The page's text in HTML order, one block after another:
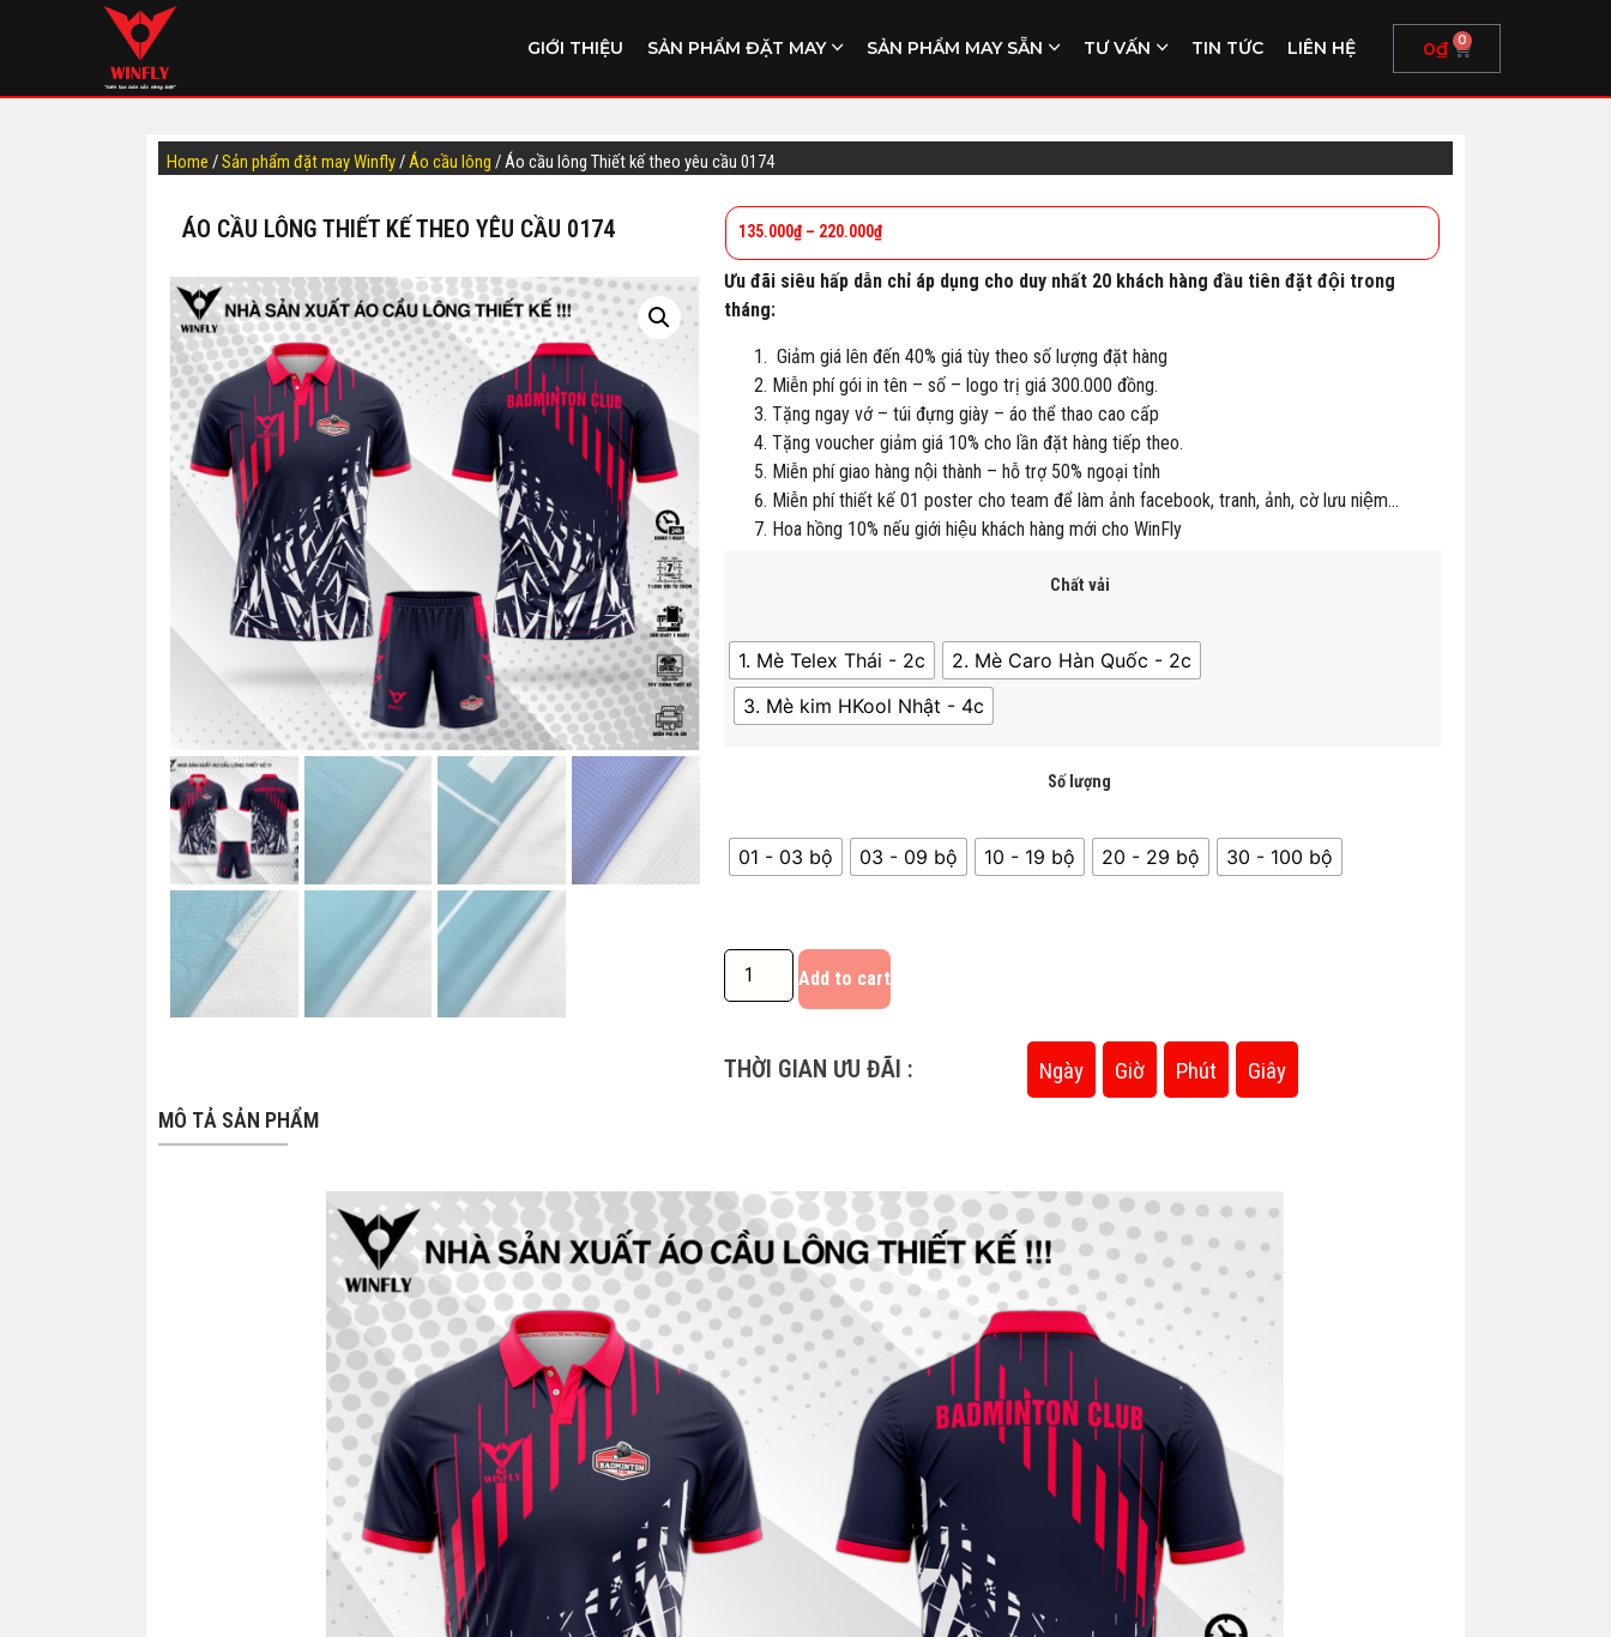
GIỚI THIỆU SẢN PHẨM ĐẶT MAY SẢN PHẨM MAY SẴN TƯ VẤN TIN TỨC LIÊN HỆ 0₫ 0
Home /Sản phẩm đặt may Winfly/Áo cầu lông / Áo cầu lông Thiết kế theo yêu cầu 0174
ÁO CẦU LÔNG THIẾT KẾ THEO YÊU CẦU 0174 135.000₫– 220.000₫
Ưu đãi siêu hấp dẫn chỉ áp dụng cho duy nhất 20 khách hàng đầu tiên đặt đội trong
tháng:
Giảm giá lên đến 40% giá tùy theo số lượng đặt hàng
Miễn phí gói in tên – số – logo trị giá 300.000 đồng.
Tặng ngay vớ – túi đựng giày – áo thể thao cao cấp
Tặng voucher giảm giá 10% cho lần đặt hàng tiếp theo.
Miễn phí giao hàng nội thành – hỗ trợ 50% ngoại tỉnh
Miễn phí thiết kế 01 poster cho team để làm ảnh facebook, tranh, ảnh, cờ lưu niệm…
Hoa hồng 10% nếu giới hiệu khách hàng mới cho WinFly
Chất vải
1. Mè Telex Thái - 2c
2. Mè Caro Hàn Quốc - 2c
3. Mè kim HKool Nhật - 4c
Số lượng
01 - 03 bộ 03 - 09 bộ 10 - 19 bộ 20 - 29 bộ 30 - 100 bộ
Add to cart
THỜI GIAN ƯU ĐÃI : Ngày Giờ Phút Giây
MÔ TẢ SẢN PHẨM